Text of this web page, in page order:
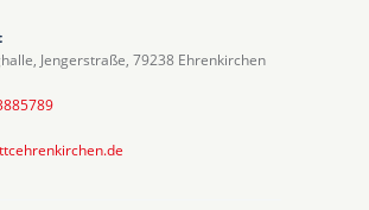
Jengerstraße, 79238 Ehrenkirchen